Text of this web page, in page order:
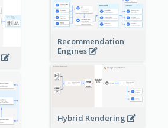
Recommendation
Engines
Hybrid Rendering